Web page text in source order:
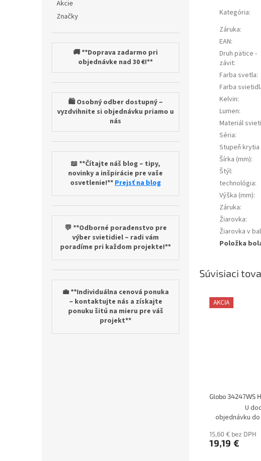
Akcie
Značky
🚚 **Doprava zadarmo pri
objednávke nad 30 €!**
🛍️ Osobný odber dostupný –
vyzdvihnite si objednávku priamo u
nás
📖 **Čítajte náš blog – tipy,
novinky a inšpirácie pre vaše
osvetlenie!**Prejsť na blog
💬 **Odborné poradenstvo pre
výber svietidiel – radi vám
poradíme pri každom projekte!**
💼 **Individuálna cenová ponuka
– kontaktujte nás a získajte
ponuku šitú na mieru pre váš
projekt**
Kategória:
Záruka:
EAN:
Druh pätice -
závit:
Farba svetla:
Farba
Kelvin:
Lumen:
Materiál
Séria:
Stupeň krytia
Šírka (mm):
Štýl:
technológia:
Výška (mm):
Záruka:
Žiarovka:
Žiarovka v
Položka
Súvisiaci
AKCIA
U
objednávku
15,60 € bez DPH
19,19 €